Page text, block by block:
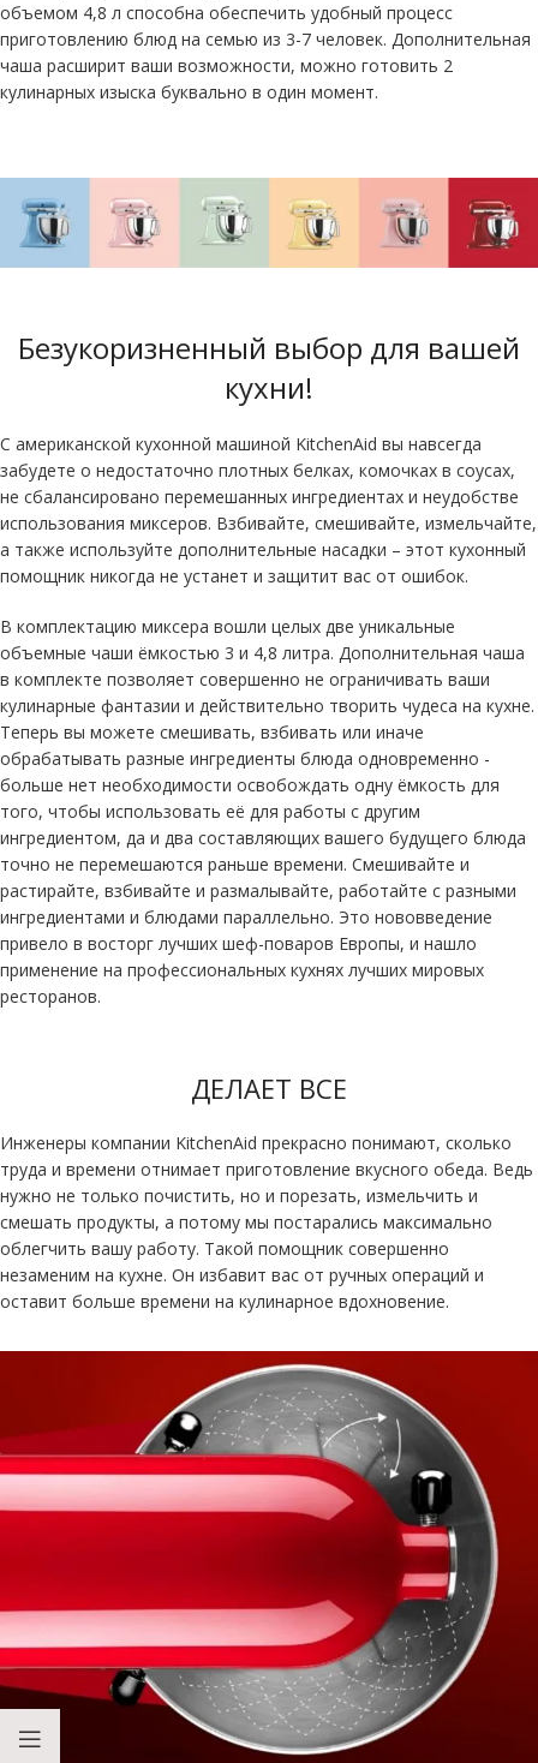
объемом 4,8 л способна обеспечить удобный процесс
приготовлению блюд на семью из 3-7 человек. Дополнительная
чаша расширит ваши возможности, можно готовить 2
кулинарных изыска буквально в один момент.
Безукоризненный выбор для вашей
кухни!
С американской кухонной машиной KitchenAid вы навсегда
забудете о недостаточно плотных белках, комочках в соусах,
не сбалансировано перемешанных ингредиентах и неудобстве
использования миксеров. Взбивайте, смешивайте, измельчайте,
а также используйте дополнительные насадки – этот кухонный
помощник никогда не устанет и защитит вас от ошибок.
В комплектацию миксера вошли целых две уникальные
объемные чаши ёмкостью 3 и 4,8 литра. Дополнительная чаша
в комплекте позволяет совершенно не ограничивать ваши
кулинарные фантазии и действительно творить чудеса на кухне.
Теперь вы можете смешивать, взбивать или иначе
обрабатывать разные ингредиенты блюда одновременно -
больше нет необходимости освобождать одну ёмкость для
того, чтобы использовать её для работы с другим
ингредиентом, да и два составляющих вашего будущего блюда
точно не перемешаются раньше времени. Смешивайте и
растирайте, взбивайте и размалывайте, работайте с разными
ингредиентами и блюдами параллельно. Это нововведение
привело в восторг лучших шеф-поваров Европы, и нашло
применение на профессиональных кухнях лучших мировых
ресторанов.
ДЕЛАЕТ ВСЕ
Инженеры компании KitchenAid прекрасно понимают, сколько
труда и времени отнимает приготовление вкусного обеда. Ведь
нужно не только почистить, но и порезать, измельчить и
смешать продукты, а потому мы постарались максимально
облегчить вашу работу. Такой помощник совершенно
незаменим на кухне. Он избавит вас от ручных операций и
оставит больше времени на кулинарное вдохновение.